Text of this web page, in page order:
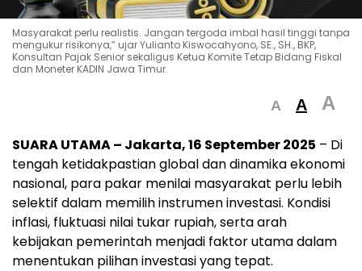
Masyarakat perlu realistis. Jangan tergoda imbal hasil tinggi tanpa
mengukur risikonya,” ujar Yulianto Kiswocahyono, SE., SH., BKP,
Konsultan Pajak Senior sekaligus Ketua Komite Tetap Bidang Fiskal
dan Moneter KADIN Jawa Timur.
A A A
SUARA UTAMA – Jakarta, 16 September 2025 – Di
tengah ketidakpastian global dan dinamika ekonomi
nasional, para pakar menilai masyarakat perlu lebih
selektif dalam memilih instrumen investasi. Kondisi
inflasi, fluktuasi nilai tukar rupiah, serta arah
kebijakan pemerintah menjadi faktor utama dalam
menentukan pilihan investasi yang tepat.